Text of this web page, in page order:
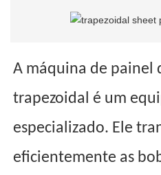
A máquina de painel
trapezoidal é um
especializado. Ele
eficientemente as